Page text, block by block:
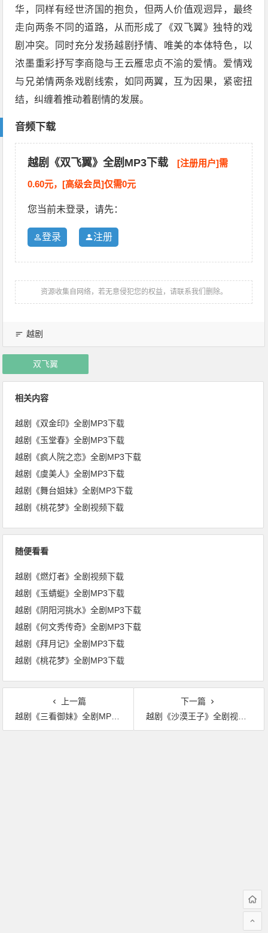
华，同样有经世济国的抱负，但两人价值观迥异，最终
走向两条不同的道路，从而形成了《双飞翼》独特的戏
剧冲突。同时充分发扬越剧抒情、唯美的本体特色，以
浓墨重彩抒写李商隐与王云雁忠贞不渝的爱情。爱情戏
与兄弟情两条戏剧线索，如同两翼，互为因果，紧密扭
结，纠缠着推动着剧情的发展。
音频下载
越剧《双飞翼》全剧MP3下载 [注册用户]需
0.60元，[高级会员]仅需0元
您当前未登录，请先：
登录 注册
资源收集自网络，若无意侵犯您的权益，请联系我们删除。
越剧
双飞翼
相关内容
越剧《双金印》全剧MP3下载
越剧《玉堂春》全剧MP3下载
越剧《疯人院之恋》全剧MP3下载
越剧《虞美人》全剧MP3下载
越剧《舞台姐妹》全剧MP3下载
越剧《桃花梦》全剧视频下载
随便看看
越剧《燃灯者》全剧视频下载
越剧《玉蜻蜓》全剧MP3下载
越剧《阴阳河挑水》全剧MP3下载
越剧《何文秀传奇》全剧MP3下载
越剧《拜月记》全剧MP3下载
越剧《桃花梦》全剧MP3下载
上一篇
越剧《三看御妹》全剧MP3下载
下一篇
越剧《沙漠王子》全剧视频下载